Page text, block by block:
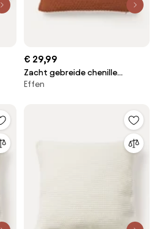
€ 29,99
Zacht gebreide chenille
kussenhoes Everly
Effen